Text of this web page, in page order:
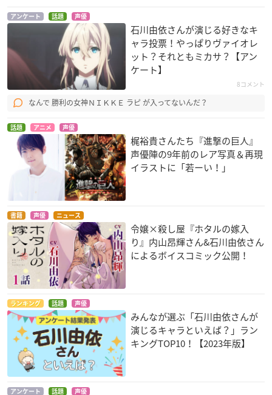
ガンダムビルドファ
イターズ
コウサカ・チナ
ポケットモンスター
THE ORIGIN
レイナ
進撃の巨人
ミカサ・アッカーマ
ン
アイカツ！
新条ひなき
ヒロイック・エイジ
ディアネイラ
進撃！巨人中学校
HE BEYOND（第十
話・第十一話・第十
二話）
水鏡美三香
エメラルダ・ズービ
ン
話・第八話・第九
話）
水鏡美三香
アンケート 話題 声優
石川由依さんが演じる好きなキ
ャラ投票！やっぱりヴァイオレ
ット？それともミカサ？【アン
ケート】
8コメント
なんで 勝利の女神ＮＩＫＫＥ ラピ が入ってないんだ？
話題 アニメ 声優
梶裕貴さんたち『進撃の巨人』
声優陣の9年前のレア写真＆再現
イラストに「若ーい！」
書籍 声優 ニュース
令嬢×殺し屋『ホタルの嫁入
り』内山昂輝さん&石川由依さん
によるボイスコミック公開！
ランキング 話題 声優
みんなが選ぶ「石川由依さんが
演じるキャラといえば？」ラン
キングTOP10！【2023年版】
アンケート 話題 声優